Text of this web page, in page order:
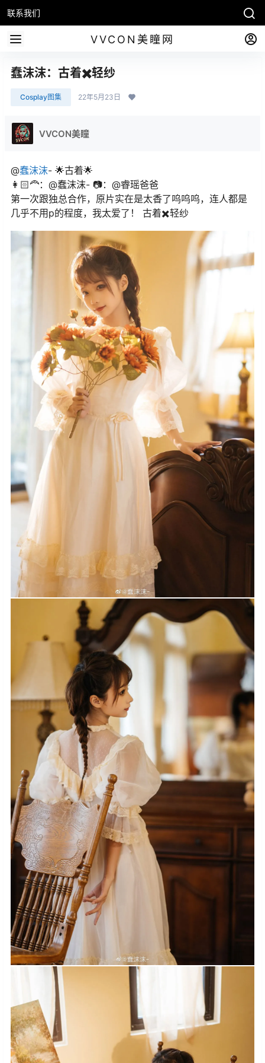
联系我们
VVCON美瞳网
蠢沫沫：古着✖️轻纱
Cosplay图集 22年5月23日
VVCON美瞳
@蠢沫沫- 🌟古着🌟
👩🏻🦰：@蠢沫沫- 📷：@睿瑶爸爸
第一次跟独总合作，原片实在是太香了呜呜呜，连人都是
几乎不用p的程度，我太爱了！ 古着✖️轻纱